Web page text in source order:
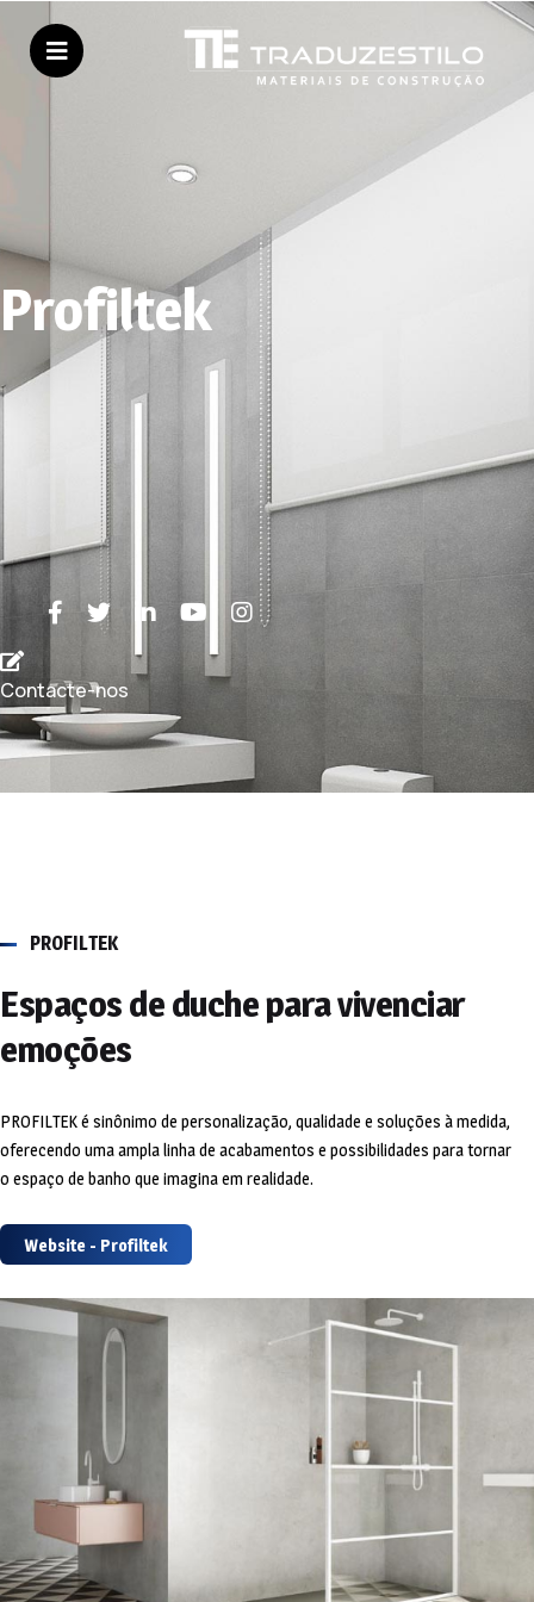
Profiltek
Contacte-nos
PROFILTEK
Espaços de duche para vivenciar
emoções
PROFILTEK é sinônimo de personalização, qualidade e soluções à medida,
oferecendo uma ampla linha de acabamentos e possibilidades para tornar
o espaço de banho que imagina em realidade.
Website - Profiltek